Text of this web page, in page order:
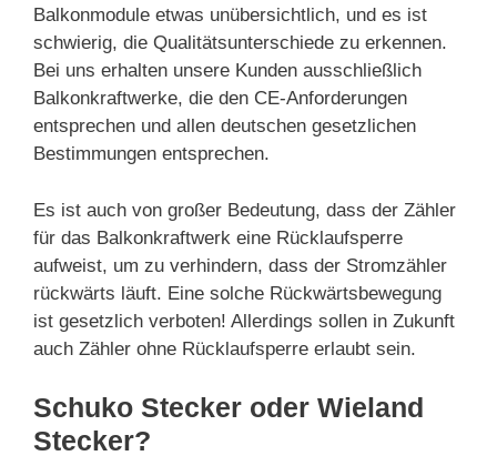
Balkonmodule etwas unübersichtlich, und es ist
schwierig, die Qualitätsunterschiede zu erkennen.
Bei uns erhalten unsere Kunden ausschließlich
Balkonkraftwerke, die den CE-Anforderungen
entsprechen und allen deutschen gesetzlichen
Bestimmungen entsprechen.
Es ist auch von großer Bedeutung, dass der Zähler
für das Balkonkraftwerk eine Rücklaufsperre
aufweist, um zu verhindern, dass der Stromzähler
rückwärts läuft. Eine solche Rückwärtsbewegung
ist gesetzlich verboten! Allerdings sollen in Zukunft
auch Zähler ohne Rücklaufsperre erlaubt sein.
Schuko Stecker oder Wieland
Stecker?